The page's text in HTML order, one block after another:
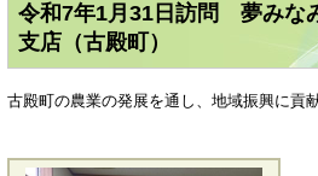
令和7年1月31日訪問 夢みな
支店（古殿町）
古殿町の農業の発展を通し、地域振興に貢